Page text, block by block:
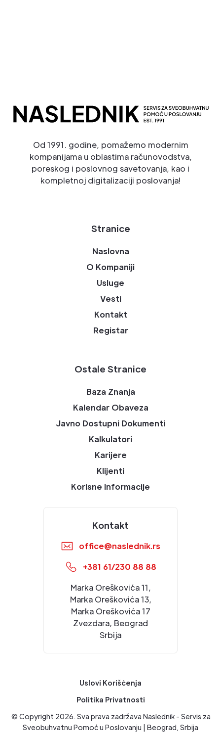
Od 1991. godine, pomažemo modernim
kompanijama u oblastima računovodstva,
poreskog i poslovnog savetovanja, kao i
kompletnoj digitalizaciji poslovanja!
Stranice
Naslovna
O Kompaniji
Usluge
Vesti
Kontakt
Registar
Ostale Stranice
Baza Znanja
Kalendar Obaveza
Javno Dostupni Dokumenti
Kalkulatori
Karijere
Klijenti
Korisne Informacije
Kontakt
office@naslednik.rs
+381 61/230 88 88
Marka Oreškovića 11,
Marka Oreškovića 13,
Marka Oreškovića 17
Zvezdara, Beograd
Srbija
Uslovi Korišćenja
Politika Privatnosti
© Copyright 2026. Sva prava zadržava Naslednik - Servis za
Sveobuhvatnu Pomoć u Poslovanju | Beograd, Srbija